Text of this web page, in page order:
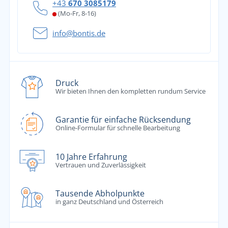
+43 670 3085179
(Mo-Fr, 8-16)
info@bontis.de
Druck
Wir bieten Ihnen den kompletten rundum Service
Garantie für einfache Rücksendung
Online-Formular für schnelle Bearbeitung
10 Jahre Erfahrung
Vertrauen und Zuverlässigkeit
Tausende Abholpunkte
in ganz Deutschland und Österreich